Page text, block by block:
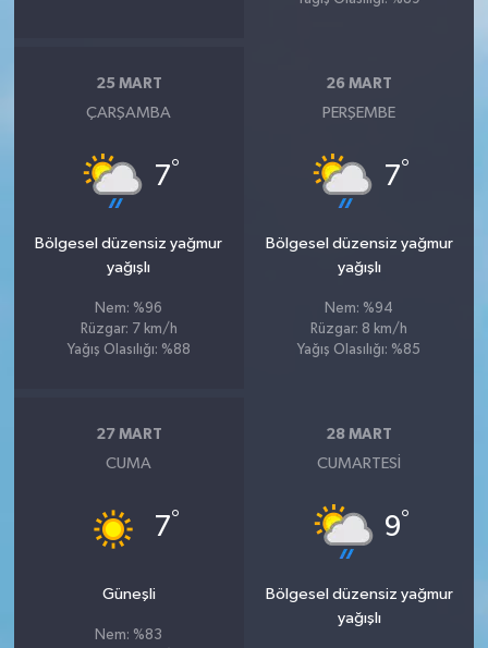
25 MART
ÇARŞAMBA
7°
Bölgesel düzensiz yağmur
yağışlı
Nem: %96
Rüzgar: 7 km/h
Yağış Olasılığı: %88
26 MART
PERŞEMBE
7°
Bölgesel düzensiz yağmur
yağışlı
Nem: %94
Rüzgar: 8 km/h
Yağış Olasılığı: %85
27 MART
CUMA
7°
Güneşli
Nem: %83
28 MART
CUMARTESI
9°
Bölgesel düzensiz yağmur
yağışlı